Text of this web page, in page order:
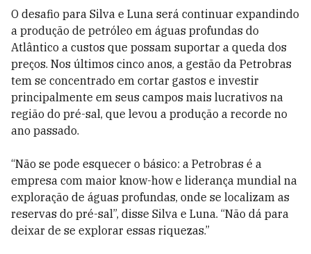
O desafio para Silva e Luna será continuar expandindo
a produção de petróleo em águas profundas do
Atlântico a custos que possam suportar a queda dos
preços. Nos últimos cinco anos, a gestão da Petrobras
tem se concentrado em cortar gastos e investir
principalmente em seus campos mais lucrativos na
região do pré-sal, que levou a produção a recorde no
ano passado.
“Não se pode esquecer o básico: a Petrobras é a
empresa com maior know-how e liderança mundial na
exploração de águas profundas, onde se localizam as
reservas do pré-sal”, disse Silva e Luna. “Não dá para
deixar de se explorar essas riquezas.”